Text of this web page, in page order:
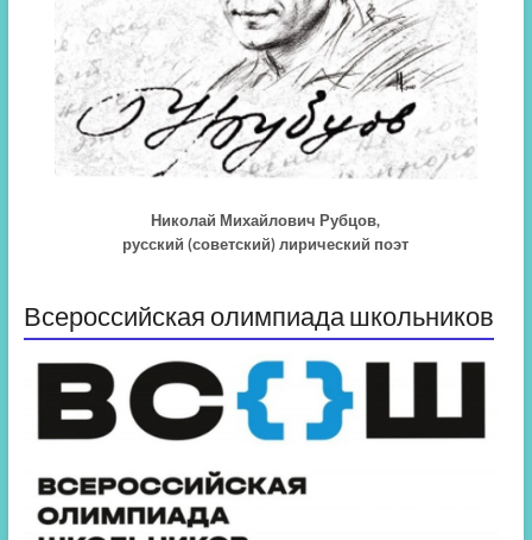
Николай Михайлович Рубцов,
русский (советский) лирический поэт
Всероссийская олимпиада школьников